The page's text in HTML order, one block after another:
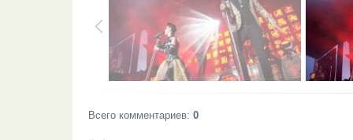
Всего комментариев: 0